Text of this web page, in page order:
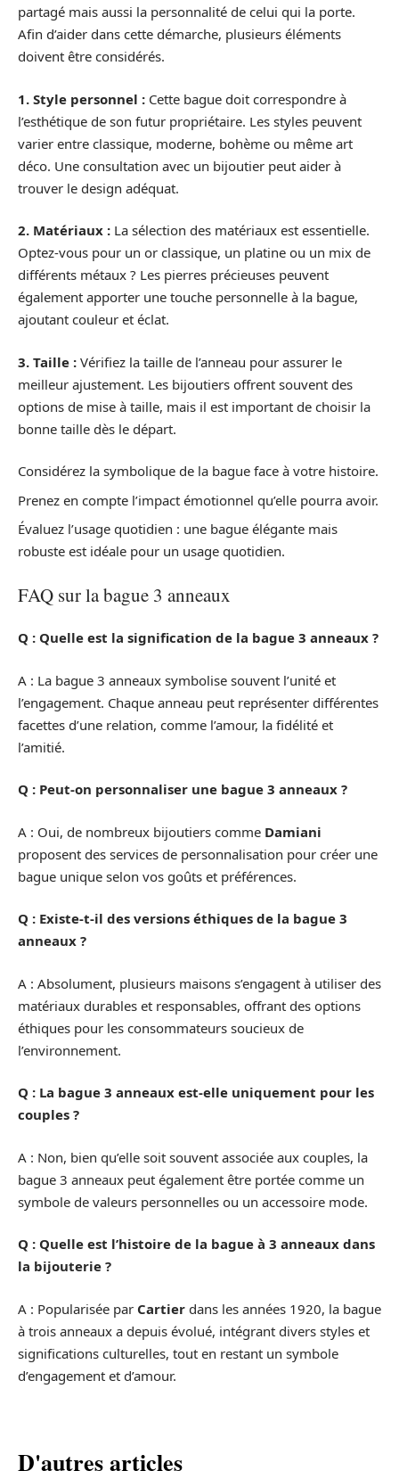
partagé mais aussi la personnalité de celui qui la porte.
Afin d’aider dans cette démarche, plusieurs éléments
doivent être considérés.
1. Style personnel : Cette bague doit correspondre à
l’esthétique de son futur propriétaire. Les styles peuvent
varier entre classique, moderne, bohème ou même art
déco. Une consultation avec un bijoutier peut aider à
trouver le design adéquat.
2. Matériaux : La sélection des matériaux est essentielle.
Optez-vous pour un or classique, un platine ou un mix de
différents métaux ? Les pierres précieuses peuvent
également apporter une touche personnelle à la bague,
ajoutant couleur et éclat.
3. Taille : Vérifiez la taille de l’anneau pour assurer le
meilleur ajustement. Les bijoutiers offrent souvent des
options de mise à taille, mais il est important de choisir la
bonne taille dès le départ.
Considérez la symbolique de la bague face à votre histoire.
Prenez en compte l’impact émotionnel qu’elle pourra avoir.
Évaluez l’usage quotidien : une bague élégante mais
robuste est idéale pour un usage quotidien.
FAQ sur la bague 3 anneaux
Q : Quelle est la signification de la bague 3 anneaux ?
A : La bague 3 anneaux symbolise souvent l’unité et
l’engagement. Chaque anneau peut représenter différentes
facettes d’une relation, comme l’amour, la fidélité et
l’amitié.
Q : Peut-on personnaliser une bague 3 anneaux ?
A : Oui, de nombreux bijoutiers comme Damiani
proposent des services de personnalisation pour créer une
bague unique selon vos goûts et préférences.
Q : Existe-t-il des versions éthiques de la bague 3
anneaux ?
A : Absolument, plusieurs maisons s’engagent à utiliser des
matériaux durables et responsables, offrant des options
éthiques pour les consommateurs soucieux de
l’environnement.
Q : La bague 3 anneaux est-elle uniquement pour les
couples ?
A : Non, bien qu’elle soit souvent associée aux couples, la
bague 3 anneaux peut également être portée comme un
symbole de valeurs personnelles ou un accessoire mode.
Q : Quelle est l’histoire de la bague à 3 anneaux dans
la bijouterie ?
A : Popularisée par Cartier dans les années 1920, la bague
à trois anneaux a depuis évolué, intégrant divers styles et
significations culturelles, tout en restant un symbole
d’engagement et d’amour.
D'autres articles